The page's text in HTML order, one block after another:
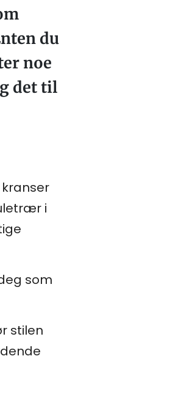
du
noe
det til
i
som
stilen